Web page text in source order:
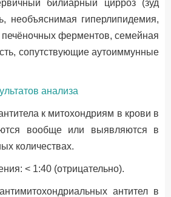
билиарный цирроз (зуд
необъяснимая гиперлипидемия,
ферментов, семейная
сопутствующие аутоиммунные
анализа
к митохондриям в крови в
вообще или выявляются в
количествах.
< 1:40 (отрицательно).
антител в